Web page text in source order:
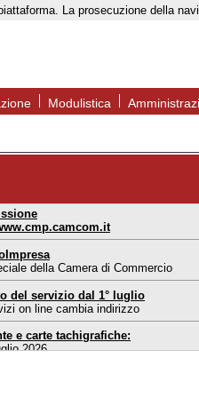
Modulistica
della Camera di Commercio
del servizio dal 1° luglio
on line cambia indirizzo
e carte tachigrafiche:
2026
nuove modalità di accesso
consentito solo su
La prosecuzione della